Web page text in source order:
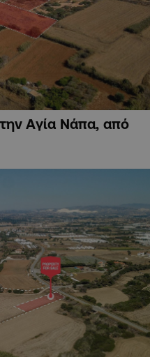
Αγία Νάπα, από